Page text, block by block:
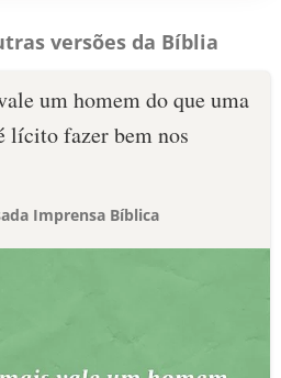
versões da Bíblia
um homem do que uma
lícito fazer bem nos
Imprensa Bíblica